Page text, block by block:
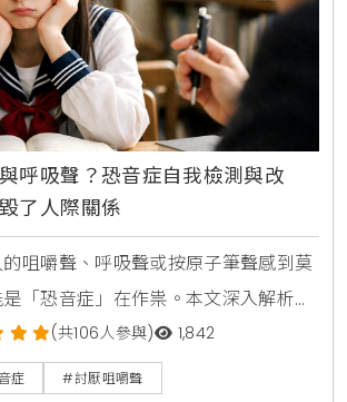
呼吸聲？恐音症自我檢測與改
了人際關係
咀嚼聲、呼吸聲或按原子筆聲感到莫
「恐音症」在作祟。本文深入解析恐
觸發音，並對比其與聽覺過敏的差
善建議與治療方向，幫助您找回平靜
(共106人參與) 1,842
症 #討厭咀嚼聲